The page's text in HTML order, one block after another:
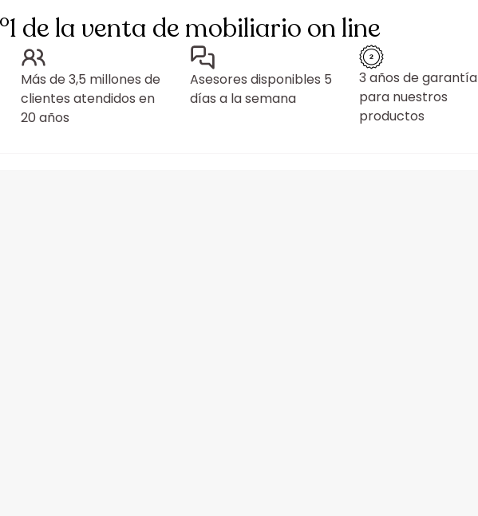
de la venta de mobiliario on line
Más de 3,5 millones de
clientes atendidos en
20 años
Asesores disponibles 5
días a la semana
3 años de garantía
para nuestros
productos